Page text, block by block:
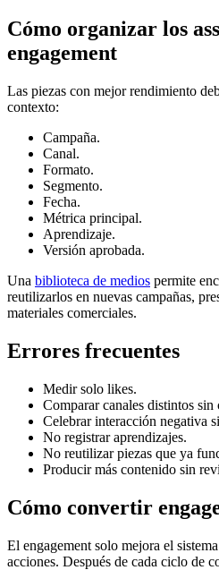
Cómo organizar los
engagement
Las piezas con mejor rendimiento
contexto:
Campaña.
Canal.
Formato.
Segmento.
Fecha.
Métrica principal.
Aprendizaje.
Versión aprobada.
Una biblioteca de medios permite
reutilizarlos en nuevas campañas,
materiales comerciales.
Errores frecuentes
Medir solo likes.
Comparar canales distintos sin
Celebrar interacción negativa
No registrar aprendizajes.
No reutilizar piezas que ya
Producir más contenido sin
Cómo convertir
El engagement solo mejora el
acciones. Después de cada ciclo de